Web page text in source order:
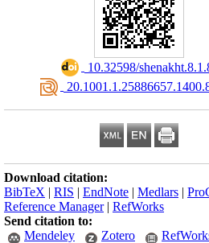
10.32598/
Download citation:
BibTeX | RIS | EndNote | Medlars |
Reference Manager| RefWorks
Send citation to:
Mendeley
Zotero